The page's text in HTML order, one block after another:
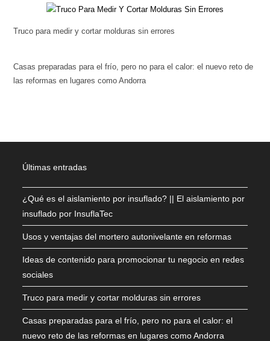
Truco para medir y cortar molduras sin errores
Casas preparadas para el frío, pero no para el calor: el nuevo reto de
las reformas en lugares como Andorra
Últimas entradas
¿Qué es el aislamiento por insuflado? || El aislamiento por
insuflado por InsuflaTec
Usos y ventajas del mortero autonivelante en reformas
Ideas de contenido para promocionar tu negocio en redes
sociales
Truco para medir y cortar molduras sin errores
Casas preparadas para el frío, pero no para el calor: el
nuevo reto de las reformas en lugares como Andorra